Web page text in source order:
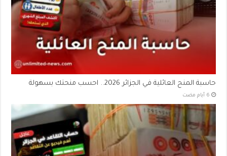
حاسبة المنح العائلية في الجزائر 2026.. احسب منحتك بسهولة